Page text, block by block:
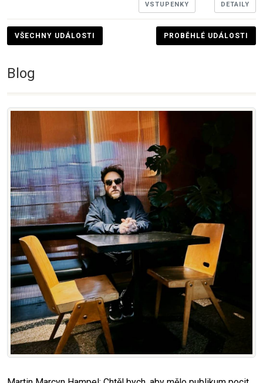
VSTUPENKY DETAILY
VŠECHNY UDÁLOSTI PROBĚHLÉ UDÁLOSTI
Blog